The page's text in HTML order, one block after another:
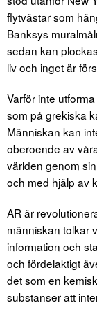
flytvästar som
Banksys
sedan kan
liv och inget är
Varför inte
som på grekiska
Människan kan
oberoende av
världen genom
och med hjälp av
AR är
människan tolkar
information och
och fördelaktigt
det som en
substanser att